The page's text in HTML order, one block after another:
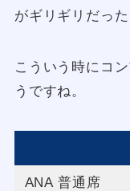
がギリギリだった
こういう時にコ
うですね。
ANA 普通席